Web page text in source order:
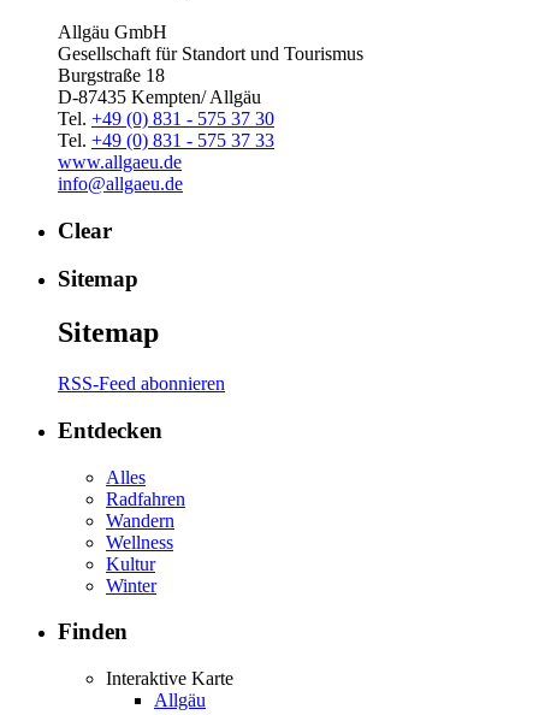
Allgäu GmbH
Gesellschaft für Standort und Tourismus
Burgstraße 18
D-87435 Kempten/ Allgäu
Tel. +49 (0) 831 - 575 37 30
Tel. +49 (0) 831 - 575 37 33
www.allgaeu.de
info@allgaeu.de
Clear
Sitemap
Sitemap
RSS-Feed abonnieren
Entdecken
Alles
Radfahren
Wandern
Wellness
Kultur
Winter
Finden
Interaktive Karte
Allgäu